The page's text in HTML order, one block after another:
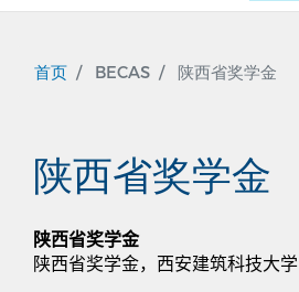
容
首页 BECAS 陕西省奖学金
陕西省奖学金
陕西省奖学金
陕西省奖学金，西安建筑科技大学